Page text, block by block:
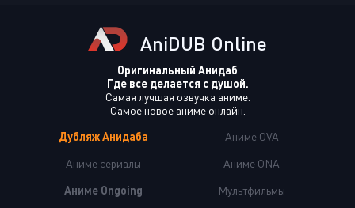
AniDUB Online
Оригинальный Анидаб
Где все делается с душой.
Самая лучшая озвучка аниме.
Самое новое аниме онлайн.
Дубляж Анидаба
Аниме сериалы
Аниме Ongoing
Аниме OVA
Аниме ONA
Мультфильмы